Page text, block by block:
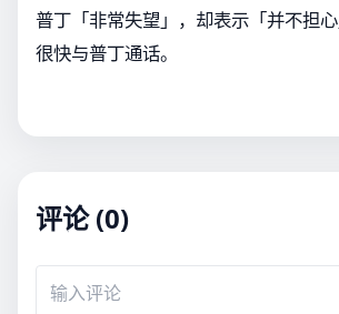
普丁「非常失望」，却表示「并不担
很快与普丁通话。
评论 (0)